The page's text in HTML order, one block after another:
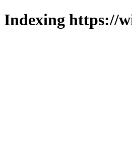
Indexing https://